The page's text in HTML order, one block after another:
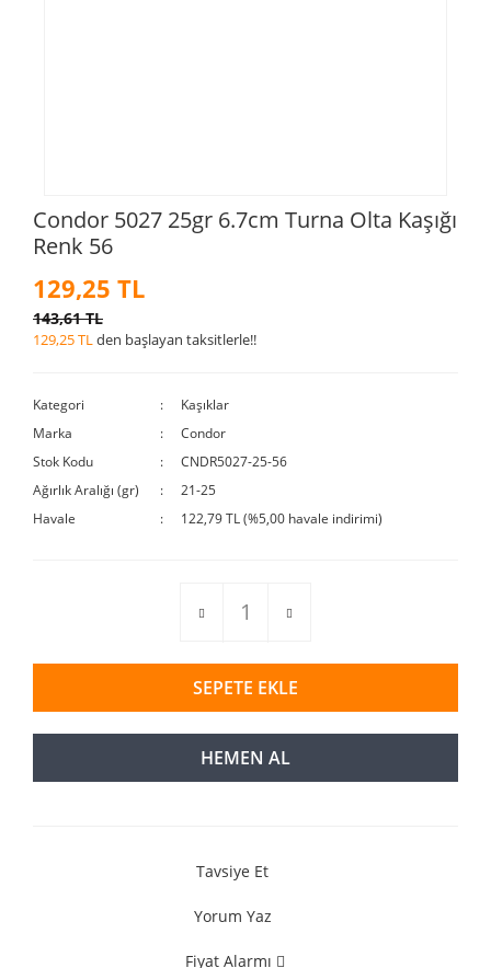
Condor 5027 25gr 6.7cm Turna Olta Kaşığı
Renk 56
129,25 TL
143,61 TL
129,25 TLden başlayan taksitlerle!!
Kategori
Kaşıklar
Marka
Condor
Stok Kodu
CNDR5027-25-56
Ağırlık Aralığı (gr)
21-25
Havale
122,79 TL (%5,00 havale indirimi)
SEPETE EKLE
HEMEN AL
Tavsiye Et
Yorum Yaz
Fiyat Alarmı